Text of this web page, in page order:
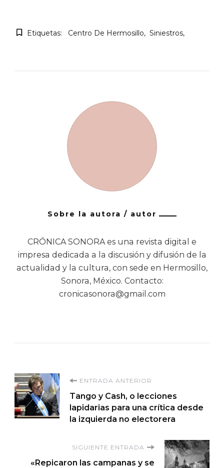
Etiquetas: Centro De Hermosillo Siniestros
Sobre la autora / autor
CRÓNICA SONORA es una revista digital e
impresa dedicada a la discusión y difusión de la
actualidad y la cultura, con sede en Hermosillo,
Sonora, México. Contacto:
cronicasonora@gmail.com
Navegación
de
ENTRADA ANTERIOR
Tango y Cash, o lecciones
lapidarias para una crítica desde
la izquierda no electorera
SIGUIENTE ENTRADA
«Repicaron las campanas y se